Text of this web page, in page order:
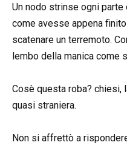
Un nodo strinse ogni
come avesse appena
scatenare un terremoto.
lembo della manica come
Cosè questa roba? chiesi,
quasi straniera.
Non si affrettò a